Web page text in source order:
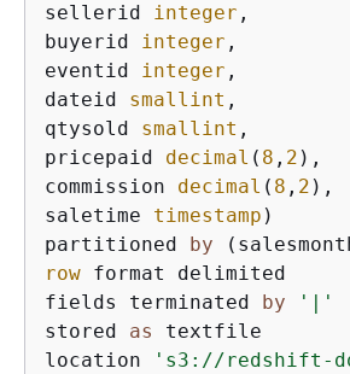
sellerid integer ,
buyerid integer ,
eventid integer ,
dateid smallint ,
qtysold smallint ,
pricepaid decimal ( 8 , 2 ),
commission decimal ( 8 , 2 ),
saletime timestamp )
partitioned by
row format delimited
fields terminated by
'|'
stored as
textfile
location
's3://redshift-